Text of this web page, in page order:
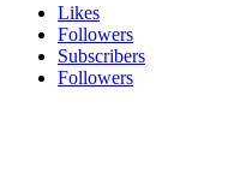
Likes
Followers
Subscribers
Followers